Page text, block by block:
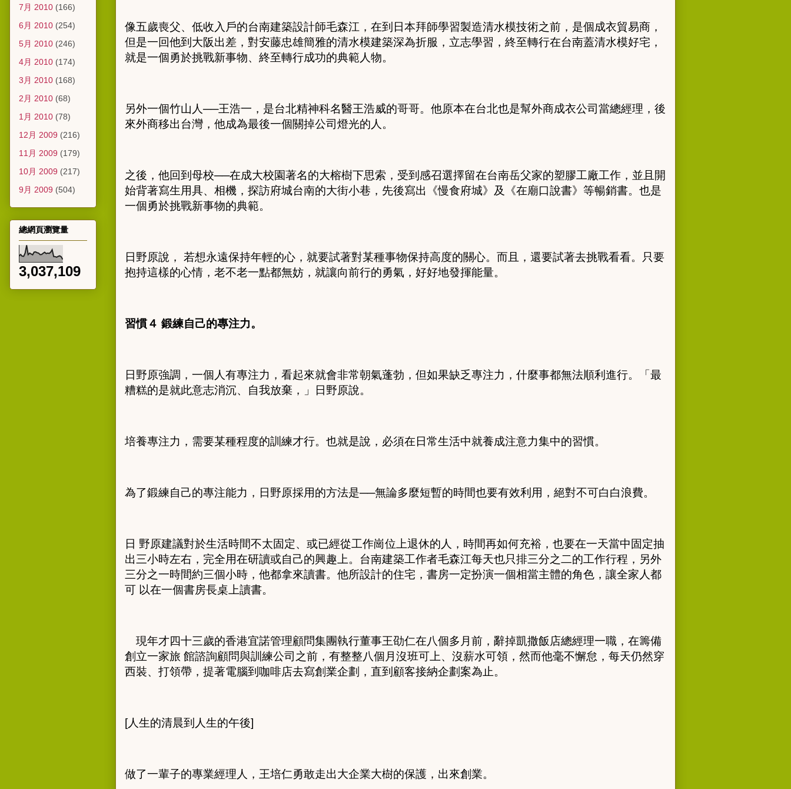
像五歲喪父、低收入戶的台南建築設計師毛森江，在到日本拜師學習製造清水模技術之前，是個成衣貿易商，
但是一回他到大阪出差，對安藤忠雄簡雅的清水模建築深為折服，立志學習，終至轉行在台南蓋清水模好宅，
就是一個勇於挑戰新事物、終至轉行成功的典範人物。
另外一個竹山人──王浩一，是台北精神科名醫王浩威的哥哥。他原本在台北也是幫外商成衣公司當總經理，後
來外商移出台灣，他成為最後一個關掉公司燈光的人。
之後，他回到母校──在成大校園著名的大榕樹下思索，受到感召選擇留在台南岳父家的塑膠工廠工作，並且開
始背著寫生用具、相機，探訪府城台南的大街小巷，先後寫出《慢食府城》及《在廟口說書》等暢銷書。也是
一個勇於挑戰新事物的典範。
日野原說， 若想永遠保持年輕的心，就要試著對某種事物保持高度的關心。而且，還要試著去挑戰看看。只要
抱持這樣的心情，老不老一點都無妨，就讓向前行的勇氣，好好地發揮能量。
習慣４ 鍛練自己的專注力。
日野原強調，一個人有專注力，看起來就會非常朝氣蓬勃，但如果缺乏專注力，什麼事都無法順利進行。「最
糟糕的是就此意志消沉、自我放棄，」日野原說。
培養專注力，需要某種程度的訓練才行。也就是說，必須在日常生活中就養成注意力集中的習慣。
為了鍛練自己的專注能力，日野原採用的方法是──無論多麼短暫的時間也要有效利用，絕對不可白白浪費。
日 野原建議對於生活時間不太固定、或已經從工作崗位上退休的人，時間再如何充裕，也要在一天當中固定抽
出三小時左右，完全用在研讀或自己的興趣上。台南建築工作者毛森江每天也只排三分之二的工作行程，另外
三分之一時間約三個小時，他都拿來讀書。他所設計的住宅，書房一定扮演一個相當主體的角色，讓全家人都
可 以在一個書房長桌上讀書。
現年才四十三歲的香港宜諾管理顧問集團執行董事王劭仁在八個多月前，辭掉凱撒飯店總經理一職，在籌備
創立一家旅 館諮詢顧問與訓練公司之前，有整整八個月沒班可上、沒薪水可領，然而他毫不懈怠，每天仍然穿
西裝、打領帶，提著電腦到咖啡店去寫創業企劃，直到顧客接納企劃案為止。
[人生的清晨到人生的午後]
做了一輩子的專業經理人，王培仁勇敢走出大企業大樹的保護，出來創業。
7月 2010 (166)
6月 2010 (254)
5月 2010 (246)
4月 2010 (174)
3月 2010 (168)
2月 2010 (68)
1月 2010 (78)
12月 2009 (216)
11月 2009 (179)
10月 2009 (217)
9月 2009 (504)
總網頁瀏覽量
3,037,109